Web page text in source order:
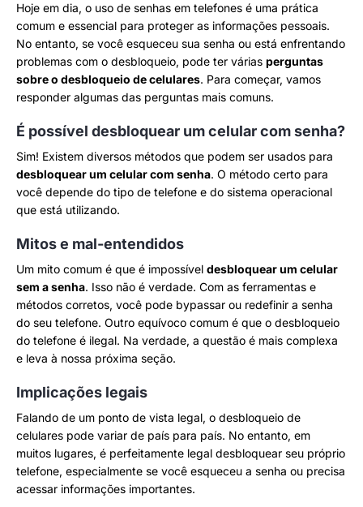
Hoje em dia, o uso de senhas em telefones é uma prática
comum e essencial para proteger as informações pessoais.
No entanto, se você esqueceu sua senha ou está enfrentando
problemas com o desbloqueio, pode ter várias perguntas
sobre o desbloqueio de celulares. Para começar, vamos
responder algumas das perguntas mais comuns.
É possível desbloquear um celular com senha?
Sim! Existem diversos métodos que podem ser usados para
desbloquear um celular com senha. O método certo para
você depende do tipo de telefone e do sistema operacional
que está utilizando.
Mitos e mal-entendidos
Um mito comum é que é impossível desbloquear um celular
sem a senha. Isso não é verdade. Com as ferramentas e
métodos corretos, você pode bypassar ou redefinir a senha
do seu telefone. Outro equívoco comum é que o desbloqueio
do telefone é ilegal. Na verdade, a questão é mais complexa
e leva à nossa próxima seção.
Implicações legais
Falando de um ponto de vista legal, o desbloqueio de
celulares pode variar de país para país. No entanto, em
muitos lugares, é perfeitamente legal desbloquear seu próprio
telefone, especialmente se você esqueceu a senha ou precisa
acessar informações importantes.